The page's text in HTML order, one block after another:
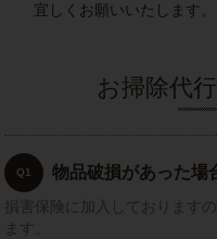
宜しくお願いいたします。
お掃除代
Q1 物品破損があった場
損害保険に加入しております
ます。